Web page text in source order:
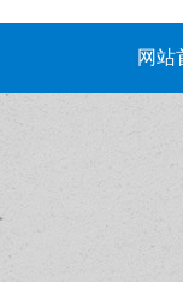
网站